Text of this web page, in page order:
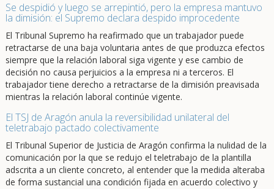
Se despidió y luego se arrepintió, pero la empresa mantuvo
la dimisión: el Supremo declara despido improcedente
El Tribunal Supremo ha reafirmado que un trabajador puede
retractarse de una baja voluntaria antes de que produzca efectos
siempre que la relación laboral siga vigente y ese cambio de
decisión no causa perjuicios a la empresa ni a terceros. El
trabajador tiene derecho a retractarse de la dimisión preavisada
mientras la relación laboral continúe vigente.
El TSJ de Aragón anula la reversibilidad unilateral del
teletrabajo pactado colectivamente
El Tribunal Superior de Justicia de Aragón confirma la nulidad de la
comunicación por la que se redujo el teletrabajo de la plantilla
adscrita a un cliente concreto, al entender que la medida alteraba
de forma sustancial una condición fijada en acuerdo colectivo y